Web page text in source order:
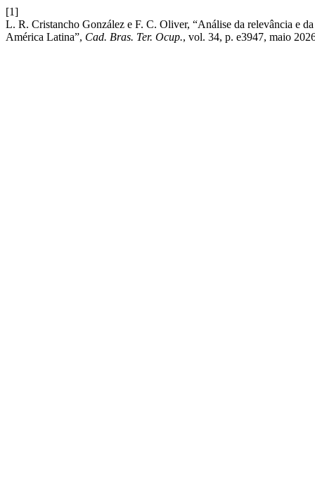
[1]
L. R. Cristancho González e F. C. Oliver, “Análise da relevância e
América Latina”, Cad. Bras. Ter. Ocup., vol. 34, p. e3947, maio